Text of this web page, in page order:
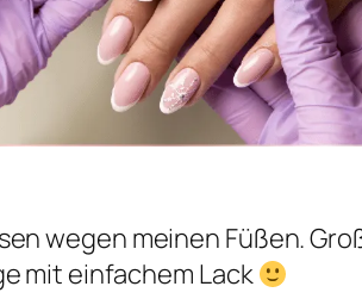
wegen meinen Füßen.
mit einfachem Lack